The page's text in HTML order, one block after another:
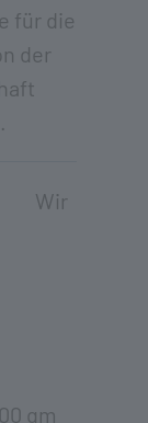
für die
der
Wir
qm